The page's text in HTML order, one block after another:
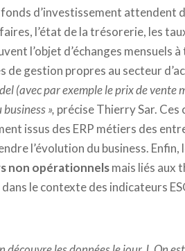
fonds d’investissement
l’état de la trésorerie, les
l’objet d’échanges mensuels
de gestion propres au secteur
(avec par exemple le prix de
», précise Thierry Sar. Ces
issus des ERP métiers des
l’évolution du business.
non opérationnelsmais liés aux
dans le contexte des indicateurs